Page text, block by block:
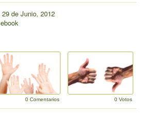
de Junio, 2012
0 Comentarios 0 Votos